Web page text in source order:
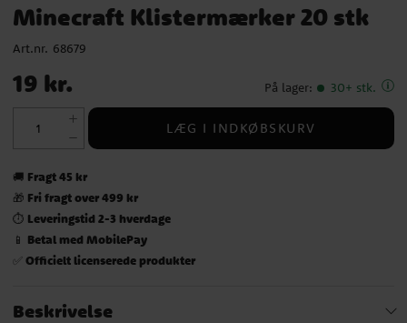
Minecraft Klistermærker 20 stk
Art.nr. 68679
Pris: 19 kr.
19 kr. På lager: 30+ stk.
LÆG I INDKØBSKURV
🚚 Fragt 45 kr
🎁 Fri fragt over 499 kr
⏱️ Leveringstid 2-3 hverdage
📱 Betal med MobilePay
✅ Officielt licenserede produkter
Beskrivelse